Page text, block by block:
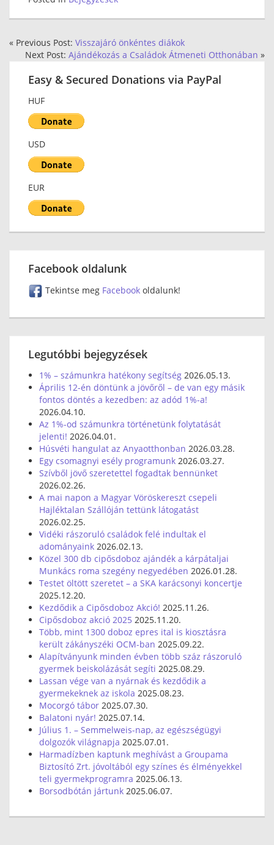
« Previous Post: Visszajáró önkéntes diákok
Next Post: Ajándékozás a Családok Átmeneti Otthonában »
Easy & Secured Donations via PayPal
HUF
USD
EUR
Facebook oldalunk
Tekintse meg Facebook oldalunk!
Legutóbbi bejegyzések
1% – számunkra hatékony segítség 2026.05.13.
Április 12-én döntünk a jövőről – de van egy másik
fontos döntés a kezedben: az adód 1%-a!
2026.04.10.
Az 1%-od számunkra történetünk folytatását
jelenti! 2026.04.01.
Húsvéti hangulat az Anyaotthonban 2026.03.28.
Egy csomagnyi esély programunk 2026.03.27.
Szívből jövő szeretettel fogadtak bennünket
2026.02.26.
A mai napon a Magyar Vöröskereszt csepeli
Hajléktalan Szállóján tettünk látogatást
2026.02.25.
Vidéki rászoruló családok felé indultak el
adományaink 2026.02.13.
Közel 300 db cipősdoboz ajándék a kárpátaljai
Munkács roma szegény negyedében 2026.01.28.
Testet öltött szeretet – a SKA karácsonyi koncertje
2025.12.20.
Kezdődik a Cipősdoboz Akció! 2025.11.26.
Cipősdoboz akció 2025 2025.11.20.
Több, mint 1300 doboz epres ital is kiosztásra
került zákányszéki OCM-ban 2025.09.22.
Alapítványunk minden évben több száz rászoruló
gyermek beiskolázását segíti 2025.08.29.
Lassan vége van a nyárnak és kezdődik a
gyermekeknek az iskola 2025.08.23.
Mocorgó tábor 2025.07.30.
Balatoni nyár! 2025.07.14.
Július 1. – Semmelweis-nap, az egészségügyi
dolgozók világnapja 2025.07.01.
Harmadízben kaptunk meghívást a Groupama
Biztosító Zrt. jóvoltából egy színes és élményekkel
teli gyermekprogramra 2025.06.13.
Borsodbótán jártunk 2025.06.07.